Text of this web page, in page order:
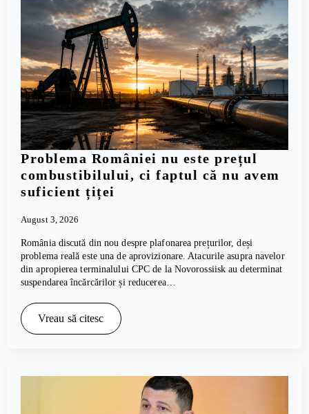
Problema României nu este prețul
combustibilului, ci faptul că nu avem
suficient țiței
August 3, 2026
România discută din nou despre plafonarea prețurilor, deși
problema reală este una de aprovizionare. Atacurile asupra navelor
din apropierea terminalului CPC de la Novorossiisk au determinat
suspendarea încărcărilor și reducerea…
Vreau să citesc